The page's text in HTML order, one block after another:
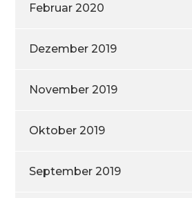
Februar 2020
Dezember 2019
November 2019
Oktober 2019
September 2019